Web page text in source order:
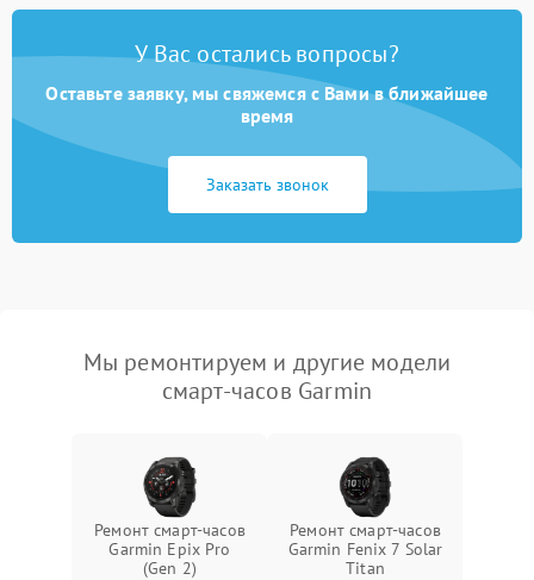
У Вас остались вопросы?
Оставьте заявку, мы свяжемся с Вами в ближайшее
время
Заказать звонок
Мы ремонтируем и другие модели
смарт-часов Garmin
Ремонт смарт-часов
Garmin Epix Pro
(Gen 2)
Ремонт смарт-часов
Garmin Fenix 7 Solar
Titan